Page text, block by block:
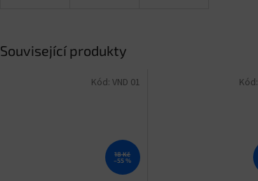
Související produkty
18 Kč
–55 %
Kód: VND 01 Kód: